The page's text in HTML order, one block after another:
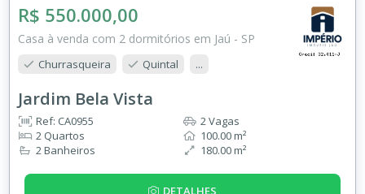
R$ 550.000,00
Casa à venda com 2 dormitórios em Jaú - SP
Churrasqueira Quintal ...
Jardim Bela Vista
Ref: CA0955
2 Quartos
2 Banheiros
2 Vagas
100.00 m²
180.00 m²
DETALHES